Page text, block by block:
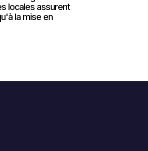
locales assurent
la mise en